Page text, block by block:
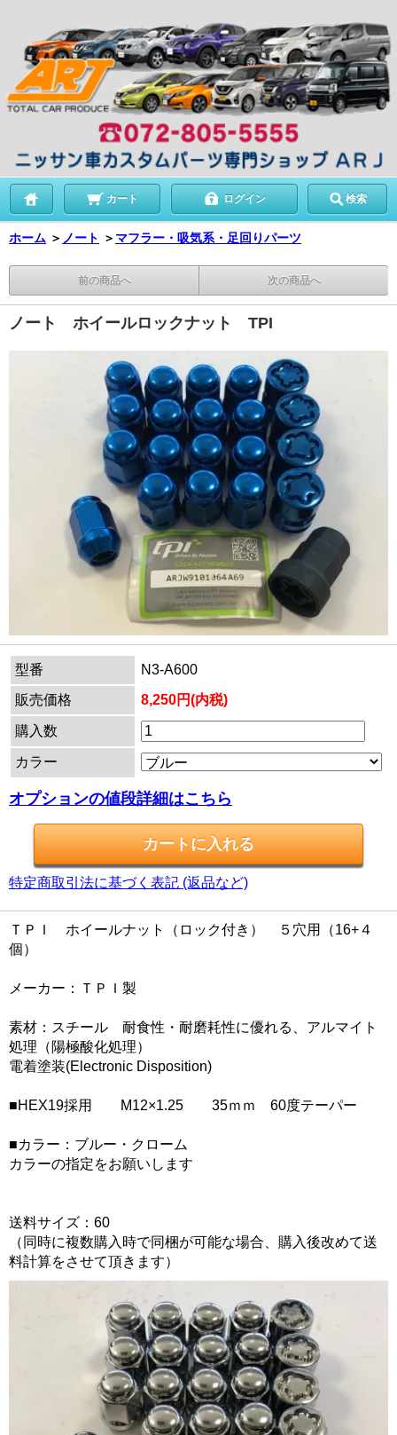
カート ログイン 検索
ホーム ＞ ノート ＞ マフラー・吸気系・足回りパーツ
前の商品へ 次の商品へ
ノート ホイールロックナット TPI
型番
N3-A600
販売価格
8,250円(内税)
購入数
カラー
オプションの値段詳細はこちら
特定商取引法に基づく表記 (返品など)
ＴＰＩ ホイールナット（ロック付き） ５穴用（16+４
個）
メーカー：ＴＰＩ製
素材：スチール 耐食性・耐磨耗性に優れる、アルマイト
処理（陽極酸化処理）
電着塗装(Electronic Disposition)
■HEX19採用 M12×1.25 35ｍｍ 60度テーパー
■カラー：ブルー・クローム
カラーの指定をお願いします
送料サイズ：60
（同時に複数購入時で同梱が可能な場合、購入後改めて送
料計算をさせて頂きます）